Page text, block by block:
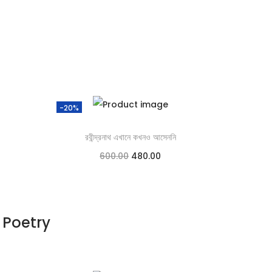
-20%
রবীন্দ্রনাথ এখানে কখনও আসেননি
600.00 480.00
Poetry